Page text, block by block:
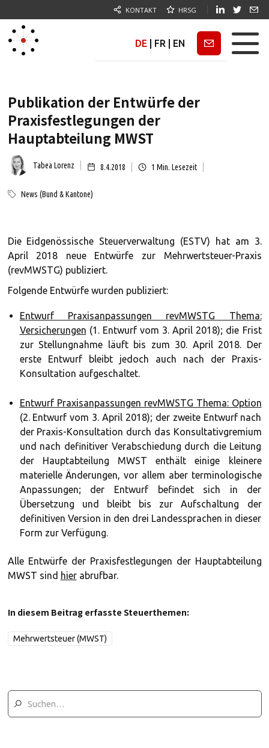
KONTAKT HRSG
DE FR EN Newsletter
Publikation der Entwürfe der
Praxisfestlegungen der
Hauptabteilung MWST
Tabea Lorenz 8.4.2018 1 Min. Lesezeit
News (Bund & Kantone)
Die Eidgenössische Steuerverwaltung (ESTV) hat am 3.
April 2018 neue Entwürfe zur Mehrwertsteuer-Praxis
(revMWSTG) publiziert.
Folgende Entwürfe wurden publiziert:
Entwurf Praxisanpassungen revMWSTG Thema:
Versicherungen (1. Entwurf vom 3. April 2018); die Frist
zur Stellungnahme läuft bis zum 30. April 2018. Der
erste Entwurf bleibt jedoch auch nach der Praxis-
Konsultation aufgeschaltet.
Entwurf Praxisanpassungen revMWSTG Thema: Option
(2. Entwurf vom 3. April 2018); der zweite Entwurf nach
der Praxis-Konsultation durch das Konsultativgremium
und nach definitiver Verabschiedung durch die Leitung
der Hauptabteilung MWST enthält einige kleinere
materielle Änderungen, vor allem aber terminologische
Anpassungen; der Entwurf befindet sich in der
Übersetzung und bleibt bis zur Aufschaltung der
definitiven Version in den drei Landessprachen in dieser
Form zur Verfügung.
Alle Entwürfe der Praxisfestlegungen der Hauptabteilung
MWST sind hierabrufbar.
In diesem Beitrag erfasste Steuerthemen:
Mehrwertsteuer (MWST)